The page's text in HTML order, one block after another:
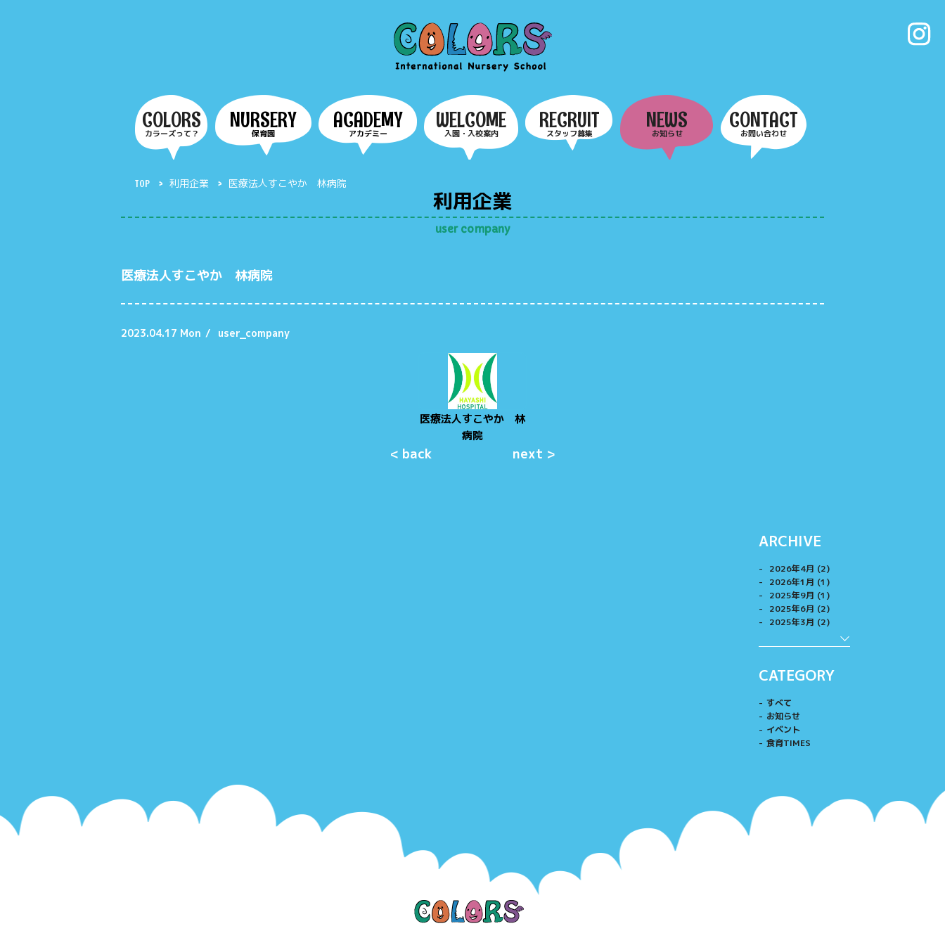
COLORS
カラーズって？
NURSERY
保育園
ACADEMY
アカデミー
WELCOME
入園・入校案内
RECRUIT
スタッフ募集
NEWS
お知らせ
CONTACT
お問い合わせ
TOP 利用企業 医療法人すこやか 林病院
利用企業
user company
医療法人すこやか 林病院
2023.04.17 Mon / user_company
医療法人すこやか 林
病院
< back next >
ARCHIVE
2026年4月 (2)
2026年1月 (1)
2025年9月 (1)
2025年6月 (2)
2025年3月 (2)
CATEGORY
すべて
お知らせ
イベント
食育TIMES